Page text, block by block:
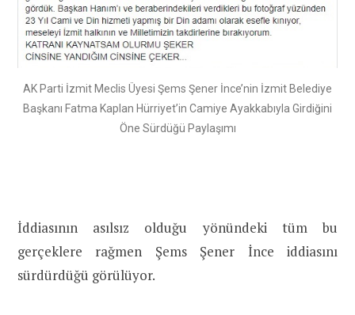
AK Parti İzmit Meclis Üyesi Şems Şener İnce’nin İzmit Belediye
Başkanı Fatma Kaplan Hürriyet’in Camiye Ayakkabıyla Girdiğini
Öne Sürdüğü Paylaşımı
İddiasının asılsız olduğu yönündeki tüm bu
gerçeklere rağmen Şems Şener İnce iddiasını
sürdürdüğü görülüyor.